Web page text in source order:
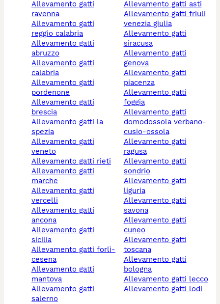
allevamento gatti
ravenna
allevamento gatti
reggio calabria
allevamento gatti
abruzzo
allevamento gatti
calabria
allevamento gatti
pordenone
allevamento gatti
brescia
allevamento gatti la
spezia
allevamento gatti
veneto
allevamento gatti rieti
allevamento gatti
marche
allevamento gatti
vercelli
allevamento gatti
ancona
allevamento gatti
sicilia
allevamento gatti forlì-
cesena
allevamento gatti
mantova
allevamento gatti
salerno
allevamento gatti asti
allevamento gatti friuli
venezia giulia
allevamento gatti
siracusa
allevamento gatti
genova
allevamento gatti
piacenza
allevamento gatti
foggia
allevamento gatti
domodossola verbano-
cusio-ossola
allevamento gatti
ragusa
allevamento gatti
sondrio
allevamento gatti
liguria
allevamento gatti
savona
allevamento gatti
cuneo
allevamento gatti
toscana
allevamento gatti
bologna
allevamento gatti lecco
allevamento gatti lodi